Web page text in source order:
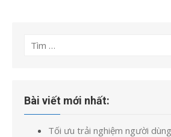
Tìm
Bài viết mới nhất:
Tối ưu trải nghiệm người